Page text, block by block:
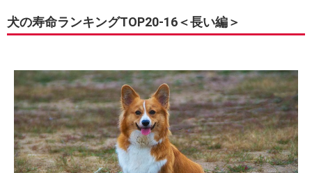
犬の寿命ランキングTOP20-16＜長い編＞